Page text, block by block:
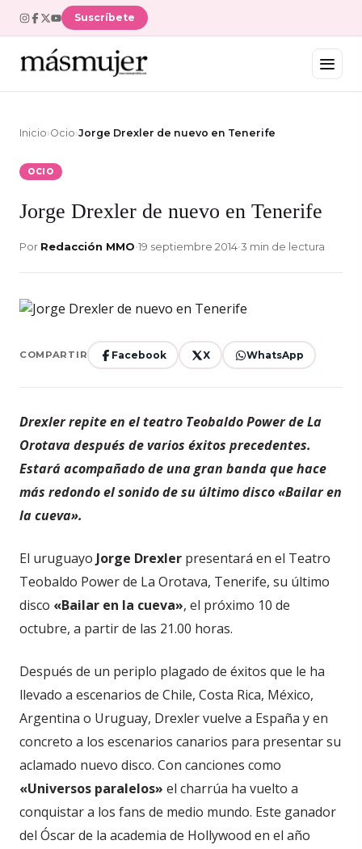
Suscríbete
Inicio›Ocio›Jorge Drexler de nuevo en Tenerife
OCIO
Jorge Drexler de nuevo en Tenerife
Por Redacción MMO•19 septiembre 2014•3 min de lectura
COMPARTIR Facebook X WhatsApp
Drexler repite en el teatro Teobaldo Power de La
Orotava después de varios éxitos precedentes.
Estará acompañado de una gran banda que hace
más redondo el sonido de su último disco «Bailar en
la cueva».
El uruguayo Jorge Drexler presentará en el Teatro
Teobaldo Power de La Orotava, Tenerife, su último
disco «Bailar en la cueva», el próximo 10 de
octubre, a partir de las 21.00 horas.
Después de un periplo plagado de éxitos que le ha
llevado a escenarios de Chile, Costa Rica, México,
Argentina o Uruguay, Drexler vuelve a España y en
concreto a los escenarios canarios para presentar su
aclamado nuevo disco. Con canciones como
«Universos paralelos» el charrúa ha vuelto a
conquistar a los fans de medio mundo. Este ganador
del Óscar de la academia de Hollywood en el año